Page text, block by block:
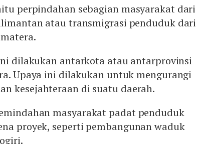
perpindahan sebagian masyarakat dari
atau transmigrasi penduduk dari
dilakukan antarkota atau antarprovinsi
Upaya ini dilakukan untuk mengurangi
kesejahteraan di suatu daerah.
masyarakat padat penduduk
proyek, seperti pembangunan waduk